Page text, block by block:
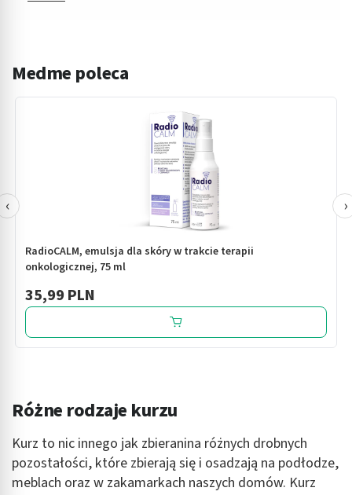
Medme poleca
RadioCALM, emulsja dla skóry w trakcie terapii
onkologicznej, 75 ml
35,99 PLN
‹ ›
Różne rodzaje kurzu
Kurz to nic innego jak zbieranina różnych drobnych
pozostałości, które zbierają się i osadzają na podłodze,
meblach oraz w zakamarkach naszych domów. Kurz